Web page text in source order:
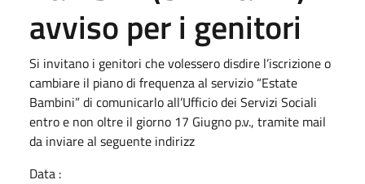
avviso per i genitori
Si invitano i genitori che volessero disdire l’iscrizione o
cambiare il piano di frequenza al servizio “Estate
Bambini” di comunicarlo all’Ufficio dei Servizi Sociali
entro e non oltre il giorno 17 Giugno p.v., tramite mail
da inviare al seguente indirizz
Data :